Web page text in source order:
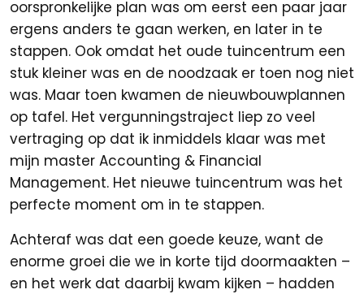
oorspronkelijke plan was om eerst een paar jaar
ergens anders te gaan werken, en later in te
stappen. Ook omdat het oude tuincentrum een
stuk kleiner was en de noodzaak er toen nog niet
was. Maar toen kwamen de nieuwbouwplannen
op tafel. Het vergunningstraject liep zo veel
vertraging op dat ik inmiddels klaar was met
mijn master Accounting & Financial
Management. Het nieuwe tuincentrum was het
perfecte moment om in te stappen.
Achteraf was dat een goede keuze, want de
enorme groei die we in korte tijd doormaakten –
en het werk dat daarbij kwam kijken – hadden